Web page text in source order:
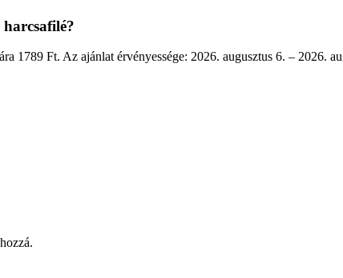
Ft. Az ajánlat érvényessége: 2026. augusztus 6. – 2026.